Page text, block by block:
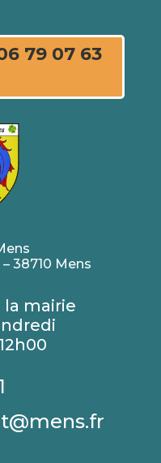
79 07 63
38710 Mens
la mairie